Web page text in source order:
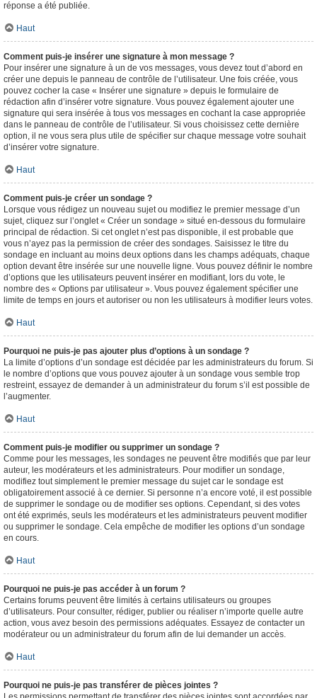
réponse a été publiée.
Haut
Comment puis-je insérer une signature à mon message ?
Pour insérer une signature à un de vos messages, vous devez tout d’abord en
créer une depuis le panneau de contrôle de l’utilisateur. Une fois créée, vous
pouvez cocher la case « Insérer une signature » depuis le formulaire de
rédaction afin d’insérer votre signature. Vous pouvez également ajouter une
signature qui sera insérée à tous vos messages en cochant la case appropriée
dans le panneau de contrôle de l’utilisateur. Si vous choisissez cette dernière
option, il ne vous sera plus utile de spécifier sur chaque message votre souhait
d’insérer votre signature.
Haut
Comment puis-je créer un sondage ?
Lorsque vous rédigez un nouveau sujet ou modifiez le premier message d’un
sujet, cliquez sur l’onglet « Créer un sondage » situé en-dessous du formulaire
principal de rédaction. Si cet onglet n’est pas disponible, il est probable que
vous n’ayez pas la permission de créer des sondages. Saisissez le titre du
sondage en incluant au moins deux options dans les champs adéquats, chaque
option devant être insérée sur une nouvelle ligne. Vous pouvez définir le nombre
d’options que les utilisateurs peuvent insérer en modifiant, lors du vote, le
nombre des « Options par utilisateur ». Vous pouvez également spécifier une
limite de temps en jours et autoriser ou non les utilisateurs à modifier leurs votes.
Haut
Pourquoi ne puis-je pas ajouter plus d’options à un sondage ?
La limite d’options d’un sondage est décidée par les administrateurs du forum. Si
le nombre d’options que vous pouvez ajouter à un sondage vous semble trop
restreint, essayez de demander à un administrateur du forum s’il est possible de
l’augmenter.
Haut
Comment puis-je modifier ou supprimer un sondage ?
Comme pour les messages, les sondages ne peuvent être modifiés que par leur
auteur, les modérateurs et les administrateurs. Pour modifier un sondage,
modifiez tout simplement le premier message du sujet car le sondage est
obligatoirement associé à ce dernier. Si personne n’a encore voté, il est possible
de supprimer le sondage ou de modifier ses options. Cependant, si des votes
ont été exprimés, seuls les modérateurs et les administrateurs peuvent modifier
ou supprimer le sondage. Cela empêche de modifier les options d’un sondage
en cours.
Haut
Pourquoi ne puis-je pas accéder à un forum ?
Certains forums peuvent être limités à certains utilisateurs ou groupes
d’utilisateurs. Pour consulter, rédiger, publier ou réaliser n’importe quelle autre
action, vous avez besoin des permissions adéquates. Essayez de contacter un
modérateur ou un administrateur du forum afin de lui demander un accès.
Haut
Pourquoi ne puis-je pas transférer de pièces jointes ?